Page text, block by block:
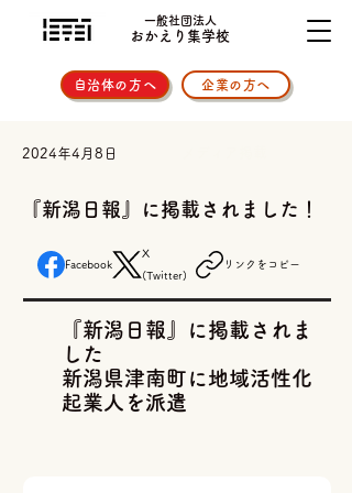
一般社団法人
おかえり集学校
自治体の方へ 企業の方へ
2024年4月8日
『新潟日報』に掲載されました！
Facebook
X
(Twitter)
リンクをコピー
『新潟日報』に掲載されま
した
新潟県津南町に地域活性化
起業人を派遣